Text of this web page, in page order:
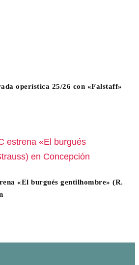
operística 25/26 con «Falstaff»
«El burgués gentilhombre» (R.